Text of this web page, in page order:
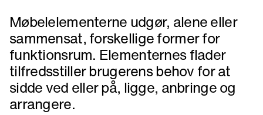
Møbelelementerne udgør, alene eller
sammensat, forskellige former for
funktionsrum. Elementernes flader
tilfredsstiller brugerens behov for at
sidde ved eller på, ligge, anbringe og
arrangere.